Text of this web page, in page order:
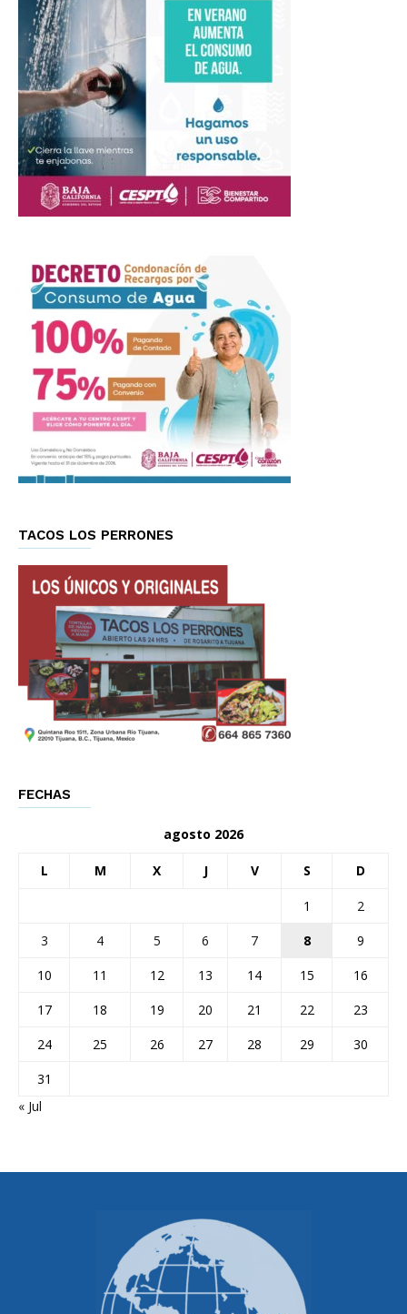
TACOS LOS PERRONES
FECHAS
agosto 2026
L M X J V S D
1
2
3
4 5 6 7 8
9
10
11 12 13 14 15
16
17
18 19 20 21 22
23
24
25 26 27 28 29
30
31
« Jul